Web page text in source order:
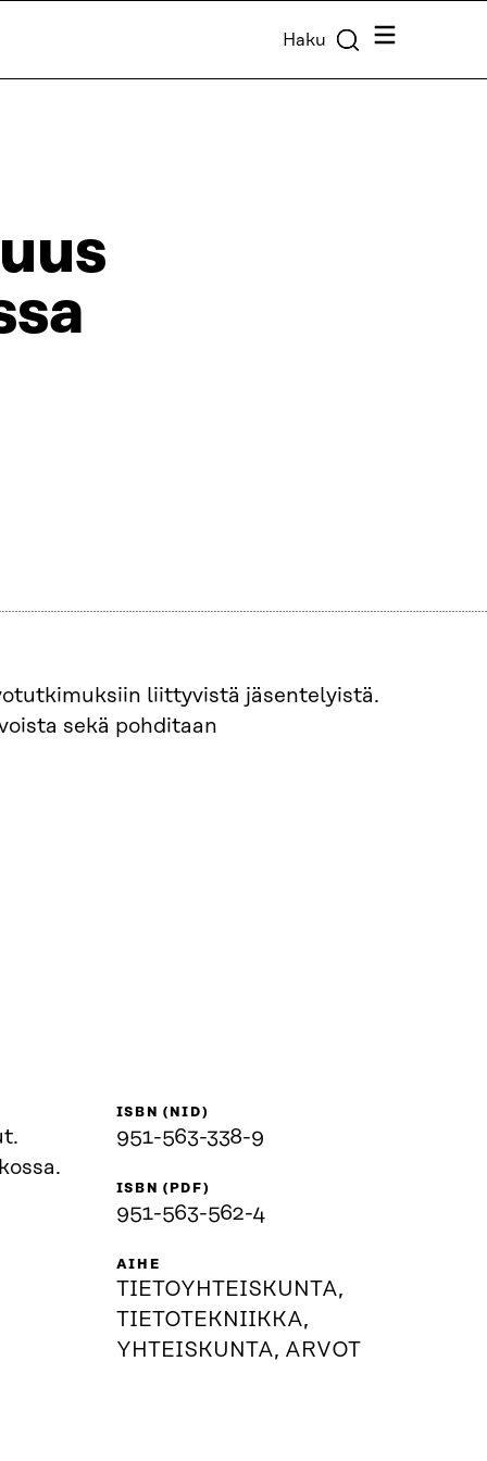
Haku Valikko
liittyvistä jäsentelyistä.
sekä pohditaan
ISBN (NID)
951-563-338-9
ISBN (PDF)
951-563-562-4
AIHE
TIETOYHTEISKUNTA,
TIETOTEKNIIKKA,
YHTEISKUNTA, ARVOT